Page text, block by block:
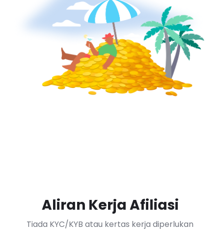
Aliran Kerja Afiliasi
Tiada KYC/KYB atau kertas kerja diperlukan